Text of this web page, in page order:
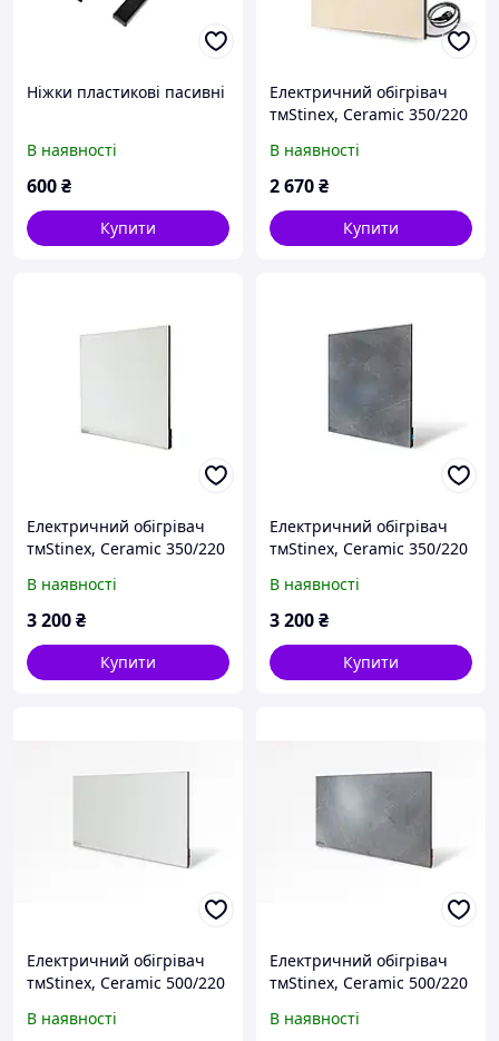
Ніжки пластикові пасивні
В наявності
600₴
Купити
Електричний обігрівач
тмStinex, Ceramic 350/220
В наявності
2 670₴
Купити
Електричний обігрівач
тмStinex, Ceramic 350/220
В наявності
3 200₴
Купити
Електричний обігрівач
тмStinex, Ceramic 350/220
В наявності
3 200₴
Купити
Електричний обігрівач
тмStinex, Ceramic 500/220
В наявності
Електричний обігрівач
тмStinex, Ceramic 500/220
В наявності